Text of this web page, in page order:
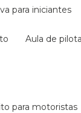
para iniciantes
aula de
para motoristas